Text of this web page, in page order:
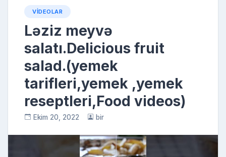
VIDEOLAR
Ləziz meyvə
salatı.Delicious fruit
salad.(yemek
tarifleri,yemek ,yemek
reseptleri,Food videos)
Ekim 20, 2022 bir